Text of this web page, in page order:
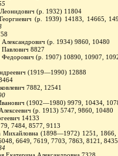
(р. 1932) 11804
(р. 1939) 14183, 14665,
(р. 1934) 9860, 10480
8827
(р. 1907) 10890, 10907,
(1919—1990) 12888
7882, 12541
(1902—1980) 9979, 10434,
(р. 1913) 5747, 9860, 10480
14133
7484, 8577, 9113
Михайловна (1898—1972) 1251,
6649, 7619, 7703, 7863, 8121,